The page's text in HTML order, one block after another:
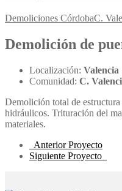
Demoliciones CórdobaC.
Demolición de
Localización: Valencia
Comunidad: C.
Demolición total de
hidráulicos. Trituración del
materiales.
Anterior Proyecto
Siguiente Proyecto